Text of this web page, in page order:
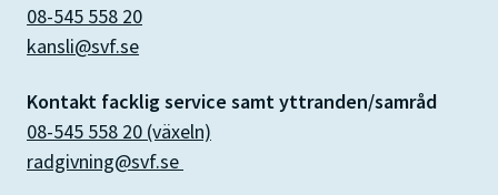
08-545 558 20
kansli@svf.se
Kontakt facklig service samt yttranden/samråd
08-545 558 20 (växeln)
radgivning@svf.se